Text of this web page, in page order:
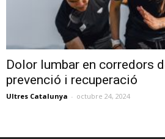
Dolor lumbar en corredors
prevenció i recuperació
Ultres Catalunya - octubre 24, 2024